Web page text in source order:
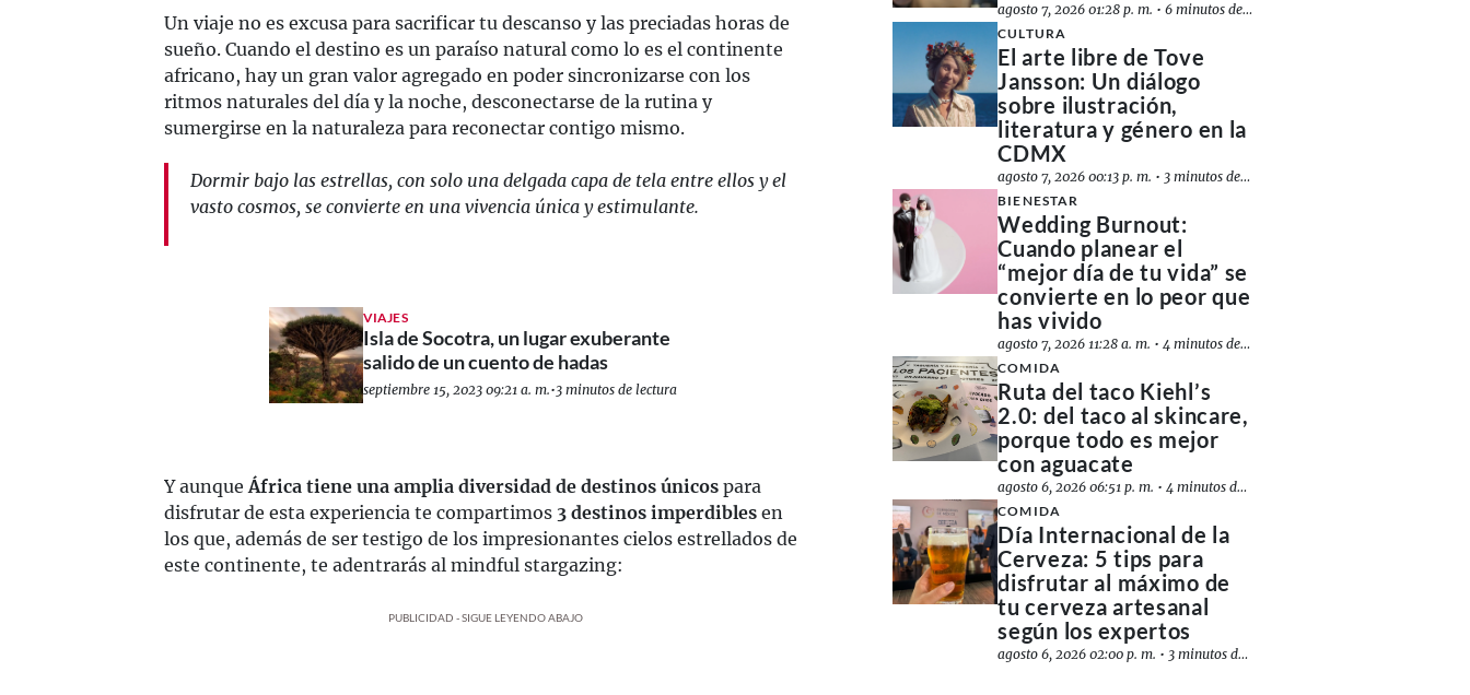
Un viaje no es excusa para sacrificar tu descanso y las preciadas horas de
sueño. Cuando el destino es un paraíso natural como lo es el continente
africano, hay un gran valor agregado en poder sincronizarse con los
ritmos naturales del día y la noche, desconectarse de la rutina y
sumergirse en la naturaleza para reconectar contigo mismo.
Dormir bajo las estrellas, con solo una delgada capa de tela entre ellos y el
vasto cosmos, se convierte en una vivencia única y estimulante.
VIAJES
Isla de Socotra, un lugar exuberante
salido de un cuento de hadas
septiembre 15, 2023 09:21 a. m.•3 minutos de lectura
Y aunqueÁfrica tiene una amplia diversidad de destinos únicos para
disfrutar de esta experiencia te compartimos 3 destinos imperdibles en
los que, además de ser testigo de los impresionantes cielos estrellados de
este continente, te adentrarás al mindful stargazing:
PUBLICIDAD - SIGUE LEYENDO ABAJO
agosto 7, 2026 01:28 p. m. •6 minutos de lectura
CULTURA
El arte libre de Tove
Jansson: Un diálogo
sobre ilustración,
literatura y género en la
CDMX
agosto 7, 2026 00:13 p. m. • 3 minutos de lectura
BIENESTAR
Wedding Burnout:
Cuando planear el
“mejor día de tu vida” se
convierte en lo peor que
has vivido
agosto 7, 2026 11:28 a. m. •4 minutos de lectura
COMIDA
Ruta del taco Kiehl’s
2.0: del taco al skincare,
porque todo es mejor
con aguacate
agosto 6, 2026 06:51 p. m. •4 minutos de lectura
COMIDA
Día Internacional de la
Cerveza: 5 tips para
disfrutar al máximo de
tu cerveza artesanal
según los expertos
agosto 6, 2026 02:00 p. m. • 3 minutos de lectura